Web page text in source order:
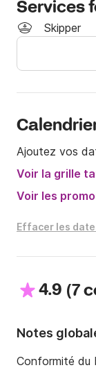
de plus, à
plongée, des
avez besoin
N'hésitez pas
informations
-carburant non
Services
Skipper
Ajoutez vos
Voir la grille
Voir les
Effacer les
4.9 (7
Notes
Conformité du